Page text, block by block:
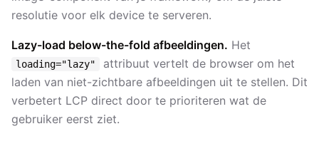
resolutie voor elk device te serveren.
Lazy-load below-the-fold afbeeldingen. Het
loading="lazy"
attribuut vertelt de browser om het
laden van niet-zichtbare afbeeldingen uit te stellen. Dit
verbetert LCP direct door te prioriteren wat de
gebruiker eerst ziet.